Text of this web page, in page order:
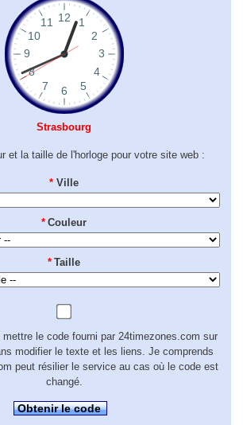
Strasbourg
et la taille de l'horloge pour votre site web :
* Ville
* Couleur
* Taille
le code fourni par 24timezones.com sur
modifier le texte et les liens. Je comprends
peut résilier le service au cas où le code est
changé.
Obtenir le code